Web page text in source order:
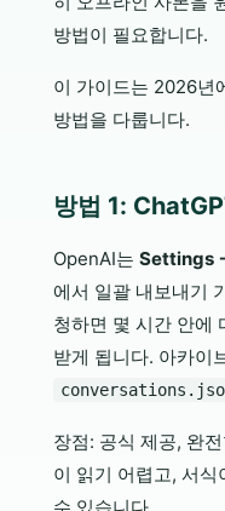
방법이 필요합니다.
이 가이드는 2026년
방법을 다룹니다.
방법 1:
OpenAI는 Settings
에서 일괄 내보내기
청하면 몇 시간 안에
받게 됩니다. 아카이
장점: 공식 제공, 완
이 읽기 어렵고, 서